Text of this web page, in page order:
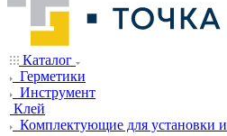
Каталог
Герметики
Инструмент
Клей
Комплектующие для установки и